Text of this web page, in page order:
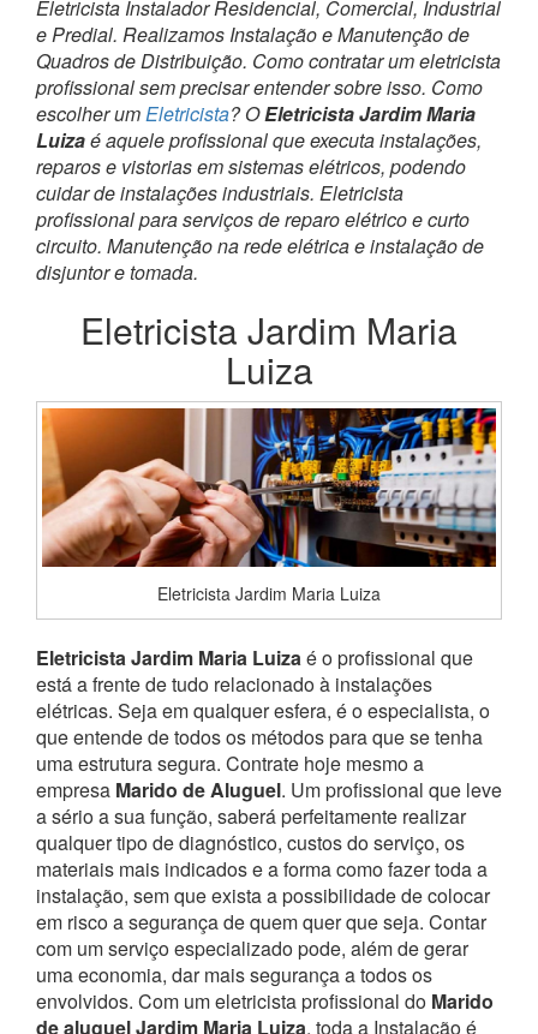
Eletricista Instalador Residencial, Comercial, Industrial
e Predial. Realizamos Instalação e Manutenção de
Quadros de Distribuição. Como contratar um eletricista
profissional sem precisar entender sobre isso. Como
escolher umEletricista? OEletricista Jardim Maria
Luizaé aquele profissional que executa instalações,
reparos e vistorias em sistemas elétricos, podendo
cuidar de instalações industriais. Eletricista
profissional para serviços de reparo elétrico e curto
circuito. Manutenção na rede elétrica e instalação de
disjuntor e tomada.
Eletricista Jardim Maria
Luiza
Eletricista Jardim Maria Luiza
Eletricista Jardim Maria Luizaé o profissional que
está a frente de tudo relacionado à instalações
elétricas. Seja em qualquer esfera, é o especialista, o
que entende de todos os métodos para que se tenha
uma estrutura segura. Contrate hoje mesmo a
empresa Marido de Aluguel. Um profissional que leve
a sério a sua função, saberá perfeitamente realizar
qualquer tipo de diagnóstico, custos do serviço, os
materiais mais indicados e a forma como fazer toda a
instalação, sem que exista a possibilidade de colocar
em risco a segurança de quem quer que seja. Contar
com um serviço especializado pode, além de gerar
uma economia, dar mais segurança a todos os
envolvidos. Com um eletricista profissional do Marido
de aluguel Jardim Maria Luiza, toda a Instalação é